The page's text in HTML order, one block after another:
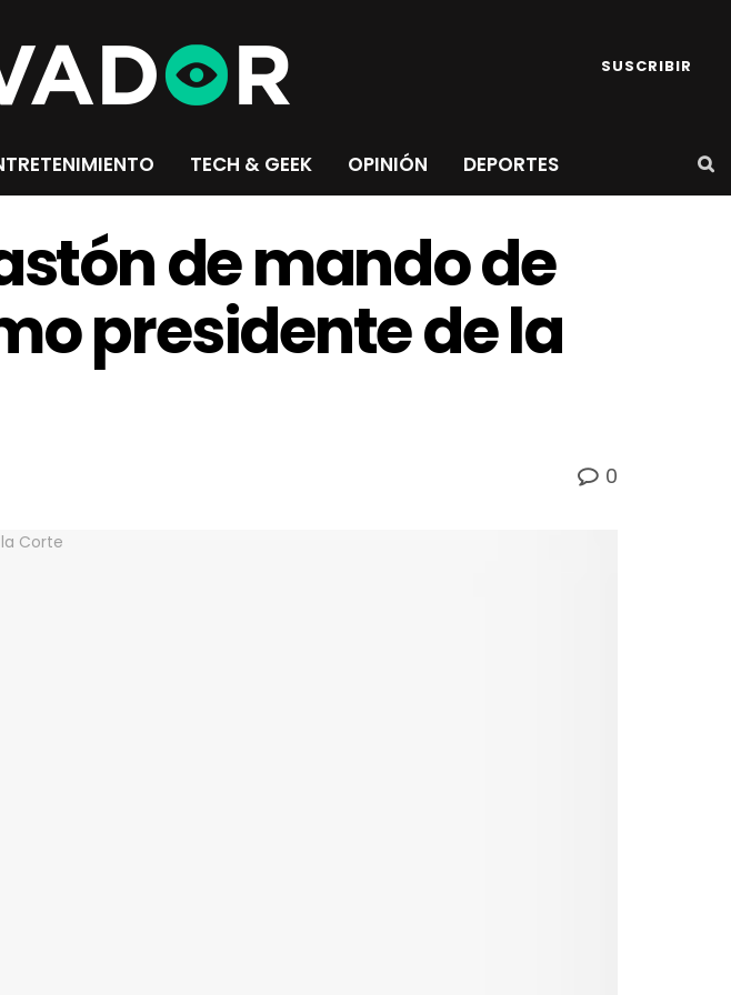
SUSCRIBIR
TECH & GEEK OPINIÓN DEPORTES
de mando de
presidente de la
0